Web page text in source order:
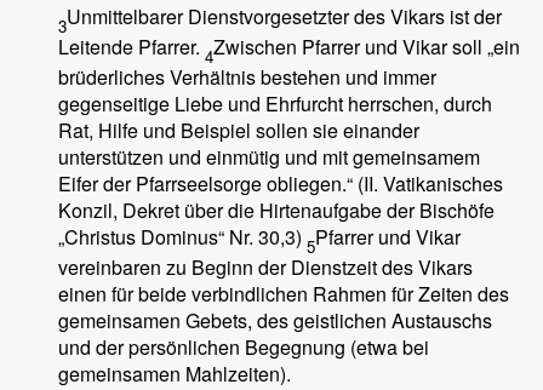
3Unmittelbarer Dienstvorgesetzter des Vikars ist der
Leitende Pfarrer. 4Zwischen Pfarrer und Vikar soll „ein
brüderliches Verhältnis bestehen und immer
gegenseitige Liebe und Ehrfurcht herrschen, durch
Rat, Hilfe und Beispiel sollen sie einander
unterstützen und einmütig und mit gemeinsamem
Eifer der Pfarrseelsorge obliegen.“ (II. Vatikanisches
Konzil, Dekret über die Hirtenaufgabe der Bischöfe
„Christus Dominus“ Nr. 30,3) 5Pfarrer und Vikar
vereinbaren zu Beginn der Dienstzeit des Vikars
einen für beide verbindlichen Rahmen für Zeiten des
gemeinsamen Gebets, des geistlichen Austauschs
und der persönlichen Begegnung (etwa bei
gemeinsamen Mahlzeiten).